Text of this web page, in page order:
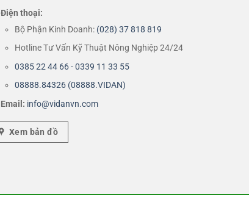
Điện thoại:
Bộ Phận Kinh Doanh: (028) 37 818 819
Hotline Tư Vấn Kỹ Thuật Nông Nghiệp 24/24
0385 22 44 66 - 0339 11 33 55
08888.84326 (08888.VIDAN)
Email: info@vidanvn.com
Xem bản đồ